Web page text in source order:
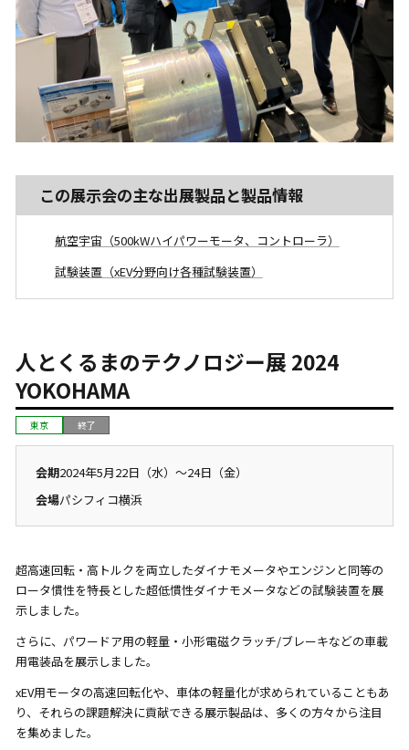
この展示会の主な出展製品と製品情報
航空宇宙（500kWハイパワーモータ、コントローラ）
試験装置（xEV分野向け各種試験装置）
人とくるまのテクノロジー展 2024
YOKOHAMA
東京 終了
会期2024年5月22日（水）〜24日（金）
会場パシフィコ横浜
超高速回転・高トルクを両立したダイナモメータやエンジンと同等の
ロータ慣性を特長とした超低慣性ダイナモメータなどの試験装置を展
示しました。
さらに、パワードア用の軽量・小形電磁クラッチ/ブレーキなどの車載
用電装品を展示しました。
xEV用モータの高速回転化や、車体の軽量化が求められていることもあ
り、それらの課題解決に貢献できる展示製品は、多くの方々から注目
を集めました。